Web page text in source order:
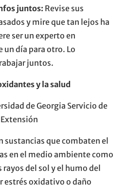
juntos: Revise sus
y mire que tan lejos ha
ser un experto en
un día para otro. Lo
juntos.
y la salud
de Georgia Servicio de
Extensión
sustancias que combaten el
en el medio ambiente como
del sol y el humo del
estrés oxidativo o daño